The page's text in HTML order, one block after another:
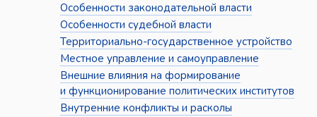
Особенности законодательной власти
Особенности судебной власти
Территориально-государственное устройство
Местное управление и самоуправление
Внешние влияния на формирование
и функционирование политических институтов
Внутренние конфликты и расколы